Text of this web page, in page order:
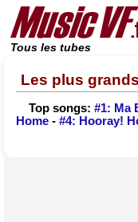
Tous les tubes
Les plus
Top songs: #1: Ma
Home - #4: Hooray!